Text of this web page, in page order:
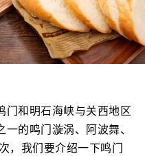
门和明石海峡与关西地区
的鸣门漩涡、阿波舞、
，我们要介绍一下鸣门